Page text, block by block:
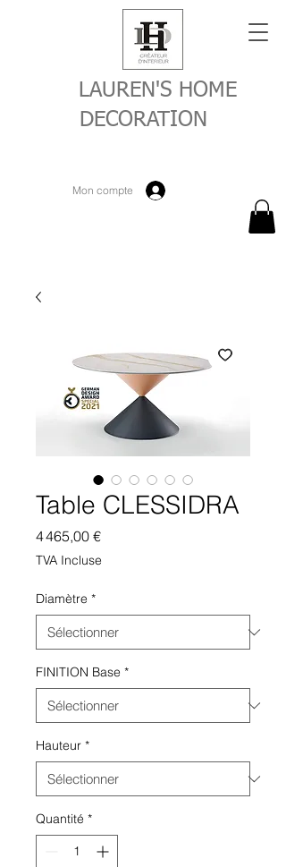
LAUREN'S HOME
DECORATION
Mon compte
Table CLESSIDRA
4 465,00 €Prix
TVA Incluse
Diamètre *
FINITION Base *
Hauteur *
Quantité *